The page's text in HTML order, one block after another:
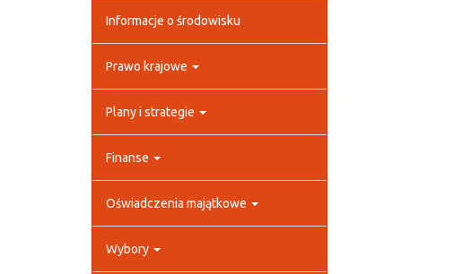
Informacje o środowisku
Prawo krajowe
Plany i strategie
Finanse
Oświadczenia majątkowe
Wybory